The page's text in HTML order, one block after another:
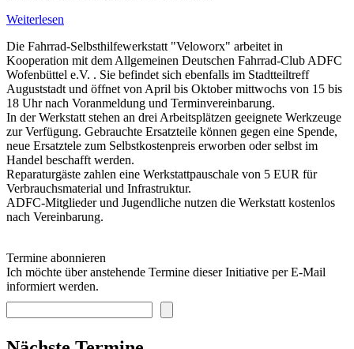
Weiterlesen
Die Fahrrad-Selbsthilfewerkstatt "Veloworx" arbeitet in
Kooperation mit dem Allgemeinen Deutschen Fahrrad-Club ADFC
Wofenbüttel e.V. . Sie befindet sich ebenfalls im Stadtteiltreff
Auguststadt und öffnet von April bis Oktober mittwochs von 15 bis
18 Uhr nach Voranmeldung und Terminvereinbarung.
In der Werkstatt stehen an drei Arbeitsplätzen geeignete Werkzeuge
zur Verfügung. Gebrauchte Ersatzteile können gegen eine Spende,
neue Ersatztele zum Selbstkostenpreis erworben oder selbst im
Handel beschafft werden.
Reparaturgäste zahlen eine Werkstattpauschale von 5 EUR für
Verbrauchsmaterial und Infrastruktur.
ADFC-Mitglieder und Jugendliche nutzen die Werkstatt kostenlos
nach Vereinbarung.
Termine abonnieren
Ich möchte über anstehende Termine dieser Initiative per E-Mail
informiert werden.